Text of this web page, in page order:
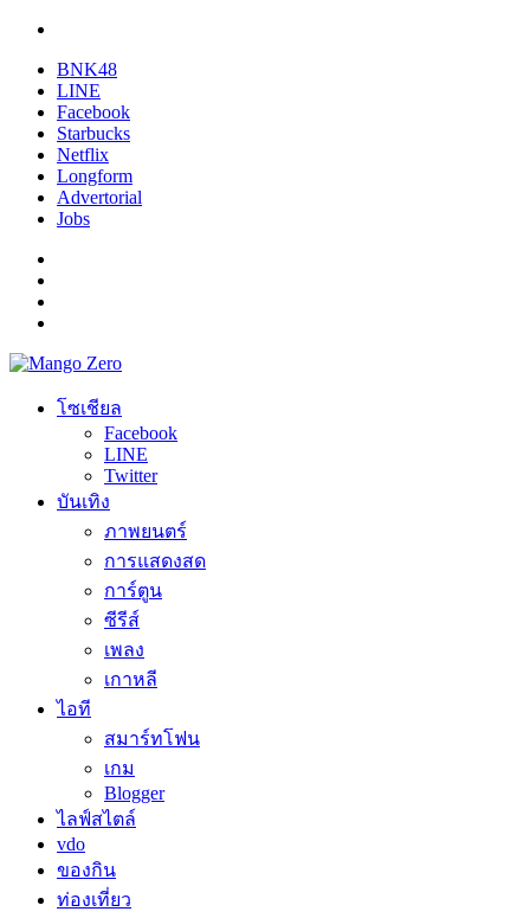
BNK48
LINE
Facebook
Starbucks
Netflix
Longform
Advertorial
Jobs
โซเชียล
Facebook
LINE
Twitter
บันเทิง
ภาพยนตร์
การแสดงสด
การ์ตูน
ซีรีส์
เพลง
เกาหลี
ไอที
สมาร์ทโฟน
เกม
Blogger
ไลฟ์สไตล์
vdo
ของกิน
ท่องเที่ยว